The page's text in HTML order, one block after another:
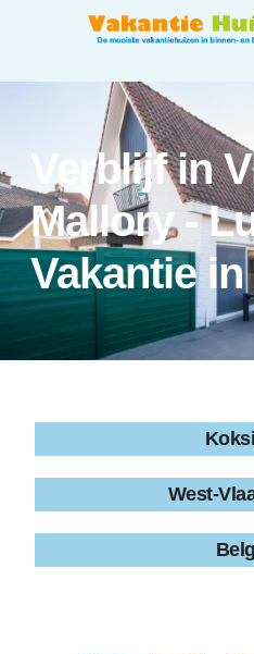
Verblijf in
Mallory -
Vakantie
West-